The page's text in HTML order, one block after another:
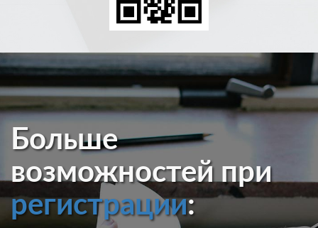
Больше
возможностей при
регистрации: